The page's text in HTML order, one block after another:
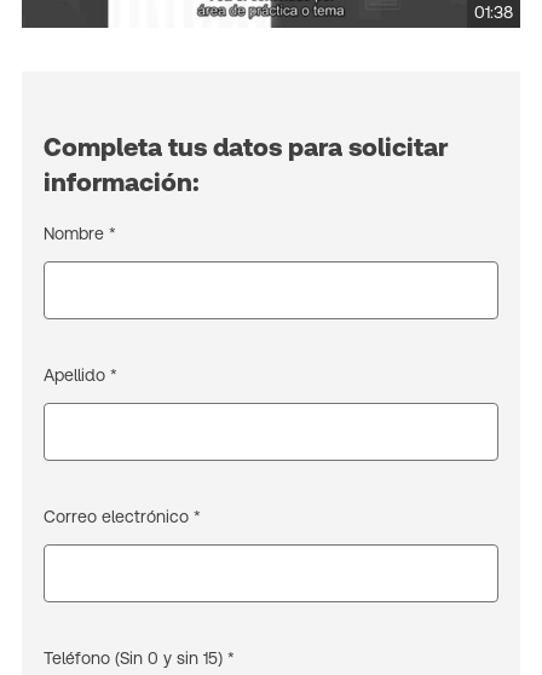
01:38
Completa tus datos para solicitar
información:
Nombre *
Apellido *
Correo electrónico *
Teléfono (Sin 0 y sin 15) *